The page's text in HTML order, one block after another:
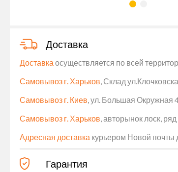
Доставка
Доставка осуществляется по всей
Самовывоз г. Харьков , Склад
Самовывоз г. Киев , ул. Большая Окружная
Самовывоз г. Харьков , авторынок лоск,
Адресная доставка курьером Новой почты
Гарантия